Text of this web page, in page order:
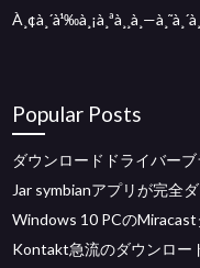
Popular Posts
ダウンロードドライバー
Jar symbianアプリが完全
Windows 10 PCのMiracast
Kontakt急流のダウンロー